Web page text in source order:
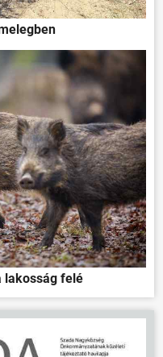
lakosság felé